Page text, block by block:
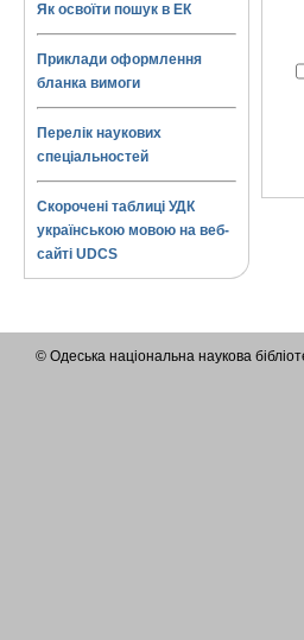
Як освоїти пошук в ЕК
Приклади оформлення
бланка вимоги
Перелік наукових
спеціальностей
Скорочені таблиці УДК
українською мовою на веб-
сайті UDCS
© Одеська національна наукова